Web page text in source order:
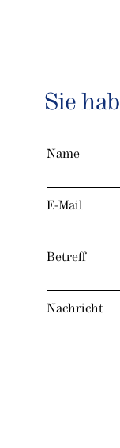
Sie
Name
E-Mail
Betreff
Nachricht